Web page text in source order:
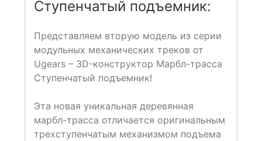
Ступенчатый подъемник:
Представляем вторую модель из серии
модульных механических треков от
Ugears – 3D-конструктор Марбл-трасса
Ступенчатый подъемник!
Эта новая уникальная деревянная
марбл-трасса отличается оригинальным
трехступенчатым механизмом подъема